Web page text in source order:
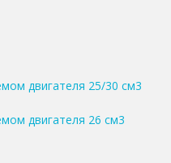
двигателя 25/30 см3
двигателя 26 см3